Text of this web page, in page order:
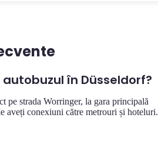
în Düsseldorf?
pe strada Worringer, la gara principală
aveți conexiuni către metrouri și hoteluri.